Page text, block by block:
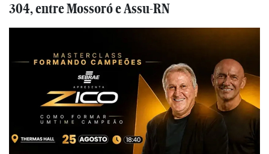
304, entre Mossoró e Assu-RN